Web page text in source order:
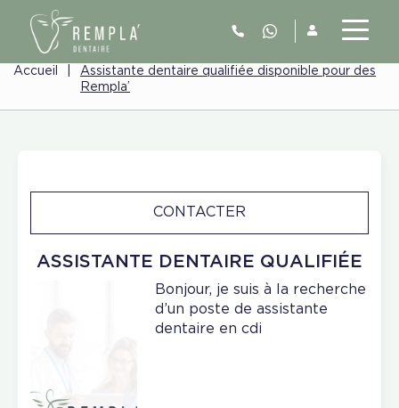
Accueil
Assistante dentaire qualifiée disponible pour des
Rempla’
ASSISTANTE DENTAIRE QUALIFIÉE
CONTACTER
Bonjour, je suis à la recherche
d’un poste de assistante
dentaire en cdi